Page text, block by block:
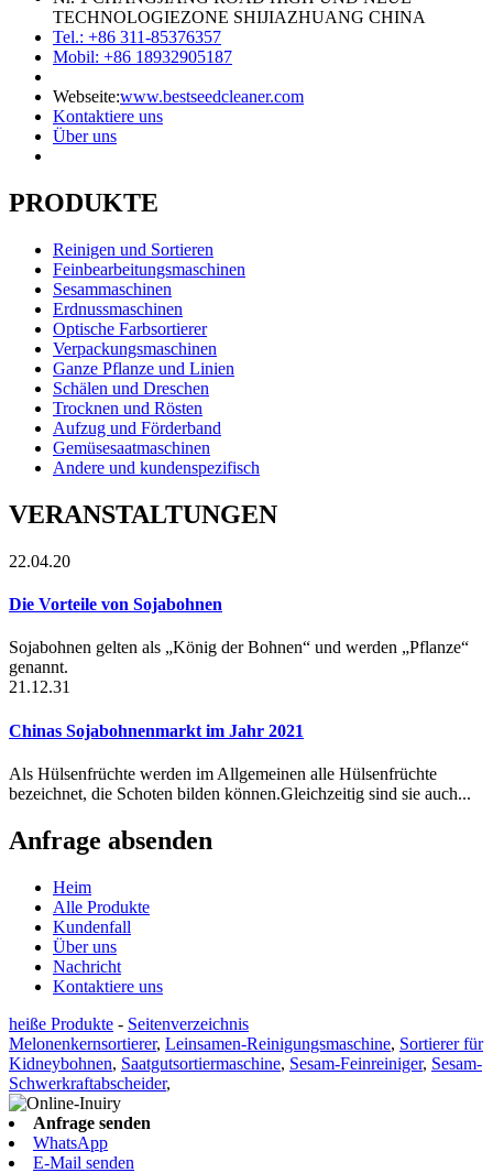
TECHNOLOGIEZONE SHIJIAZHUANG CHINA
Tel.: +86 311-85376357
Mobil: +86 18932905187
Webseite:www.bestseedcleaner.com
Kontaktiere uns
Über uns
PRODUKTE
Reinigen und Sortieren
Feinbearbeitungsmaschinen
Sesammaschinen
Erdnussmaschinen
Optische Farbsortierer
Verpackungsmaschinen
Ganze Pflanze und Linien
Schälen und Dreschen
Trocknen und Rösten
Aufzug und Förderband
Gemüsesaatmaschinen
Andere und kundenspezifisch
VERANSTALTUNGEN
22.04.20
Die Vorteile von Sojabohnen
Sojabohnen gelten als „König der Bohnen“ und werden „Pflanze“
genannt.
21.12.31
Chinas Sojabohnenmarkt im Jahr 2021
Als Hülsenfrüchte werden im Allgemeinen alle Hülsenfrüchte
bezeichnet, die Schoten bilden können.Gleichzeitig sind sie auch...
Anfrage absenden
Heim
Alle Produkte
Kundenfall
Über uns
Nachricht
Kontaktiere uns
heiße Produkte - Seitenverzeichnis
Melonenkernsortierer, Leinsamen-Reinigungsmaschine, Sortierer für
Kidneybohnen, Saatgutsortiermaschine, Sesam-Feinreiniger, Sesam-
Schwerkraftabscheider,
Anfrage senden
WhatsApp
E-Mail senden